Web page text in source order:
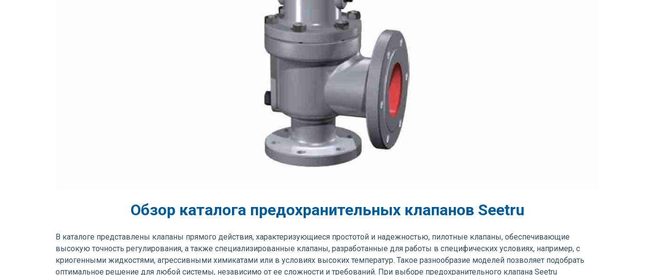
Обзор каталога предохранительных клапанов Seetru
В каталоге представлены клапаны прямого действия, характеризующиеся простотой и надежностью, пилотные клапаны, обеспечивающие
высокую точность регулирования, а также специализированные клапаны, разработанные для работы в специфических условиях, например, с
криогенными жидкостями, агрессивными химикатами или в условиях высоких температур. Такое разнообразие моделей позволяет подобрать
оптимальное решение для любой системы, независимо от ее сложности и требований. При выборе предохранительного клапана Seetru